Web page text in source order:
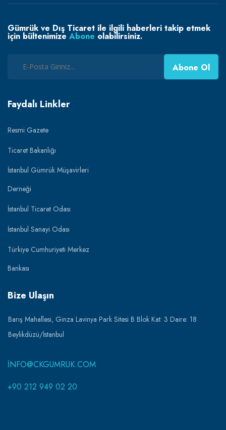
Gümrük ve Dış Ticaret ile ilgili haberleri takip etmek
için bültenimize Abone olabilirsiniz.
Abone Ol
Faydalı Linkler
Resmi Gazete
Ticaret Bakanlığı
İstanbul Gümrük Müşavirleri
Derneği
İstanbul Ticaret Odası
İstanbul Sanayi Odası
Türkiye Cumhuriyeti Merkez
Bankası
Bize Ulaşın
Barış Mahallesi, Ginza Lavinya Park Sitesi B Blok Kat: 3 Daire: 18
Beylikdüzü/İstanbul
INFO@CKGUMRUK.COM
+90 212 949 02 20